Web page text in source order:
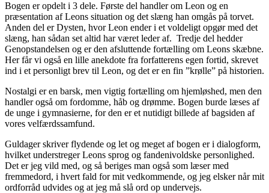
Bogen er opdelt i 3 dele. Første del handler om Leon og en
præsentation af Leons situation og det slæng han omgås på torvet.
Anden del er Dysten, hvor Leon ender i et voldeligt opgør med det
slæng, han sådan set altid har været leder af. Tredje del hedder
Genopstandelsen og er den afsluttende fortælling om Leons skæbne.
Her får vi også en lille anekdote fra forfatterens egen fortid, skrevet
ind i et personligt brev til Leon, og det er en fin ”krølle” på historien.
Nostalgi er en barsk, men vigtig fortælling om hjemløshed, men den
handler også om fordomme, håb og drømme. Bogen burde læses af
de unge i gymnasierne, for den er et nutidigt billede af bagsiden af
vores velfærdssamfund.
Guldager skriver flydende og let og meget af bogen er i dialogform,
hvilket understreger Leons sprog og fandenivoldske personlighed.
Det er jeg vild med, og så beriges man også som læser med
fremmedord, i hvert fald for mit vedkommende, og jeg elsker når mit
ordforråd udvides og at jeg må slå ord op undervejs.